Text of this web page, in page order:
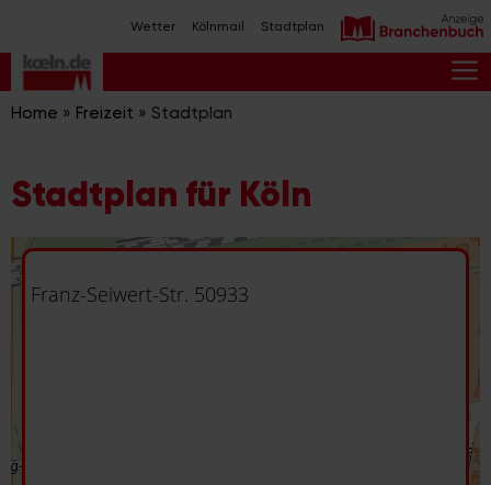
Inhalt
springen
Wetter Kölnmail Stadtplan
Home » Freizeit » Stadtplan
Stadtplan für Köln